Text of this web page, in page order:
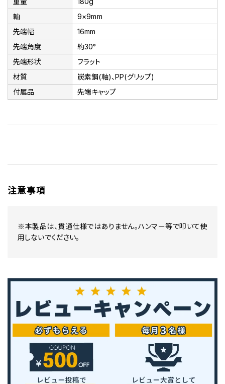
軸
9×9mm
先端幅
16mm
先端角度
約30°
先端形状
フラット
材質
炭素鋼(軸)、PP(グリップ)
付属品
先端キャップ
注意事項
※本製品は、貫通仕様ではありません。ハンマー等で叩いて使
用しないでください。